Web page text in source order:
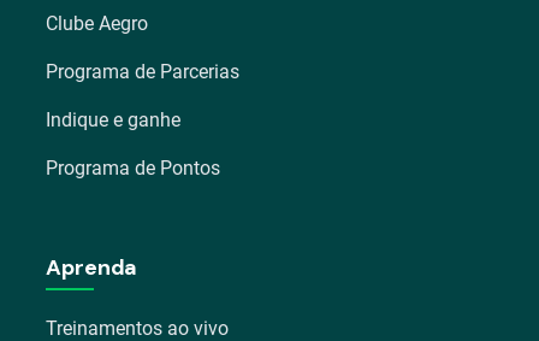
Clube Aegro
Programa de Parcerias
Indique e ganhe
Programa de Pontos
Aprenda
Treinamentos ao vivo